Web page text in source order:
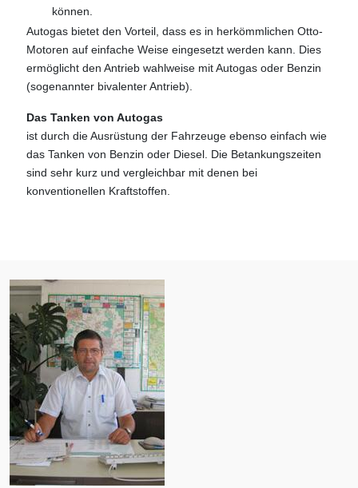
können.
Autogas bietet den Vorteil, dass es in herkömmlichen Otto-
Motoren auf einfache Weise eingesetzt werden kann. Dies
ermöglicht den Antrieb wahlweise mit Autogas oder Benzin
(sogenannter bivalenter Antrieb).
Das Tanken von Autogas
ist durch die Ausrüstung der Fahrzeuge ebenso einfach wie
das Tanken von Benzin oder Diesel. Die Betankungszeiten
sind sehr kurz und vergleichbar mit denen bei
konventionellen Kraftstoffen.